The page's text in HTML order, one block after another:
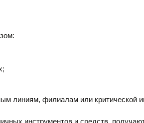
линиям, филиалам или критической